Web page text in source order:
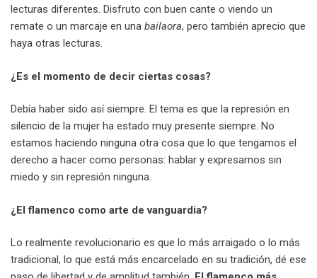
lecturas diferentes. Disfruto con buen cante o viendo un
remate o un marcaje en una bailaora, pero también aprecio que
haya otras lecturas.
¿Es el momento de decir ciertas cosas?
Debía haber sido así siempre. El tema es que la represión en
silencio de la mujer ha estado muy presente siempre. No
estamos haciendo ninguna otra cosa que lo que tengamos el
derecho a hacer como personas: hablar y expresarnos sin
miedo y sin represión ninguna.
¿El flamenco como arte de vanguardia?
Lo realmente revolucionario es que lo más arraigado o lo más
tradicional, lo que está más encarcelado en su tradición, dé ese